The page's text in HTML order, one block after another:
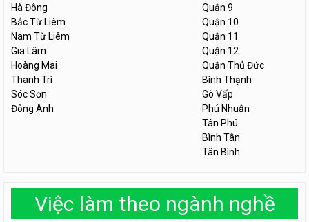
Hà Đông
Bắc Từ Liêm
Nam Từ Liêm
Gia Lâm
Hoàng Mai
Thanh Trì
Sóc Sơn
Đông Anh
Quận 9
Quận 10
Quận 11
Quận 12
Quận Thủ Đức
Bình Thạnh
Gò Vấp
Phú Nhuận
Tân Phú
Bình Tân
Tân Bình
Việc làm theo ngành nghề